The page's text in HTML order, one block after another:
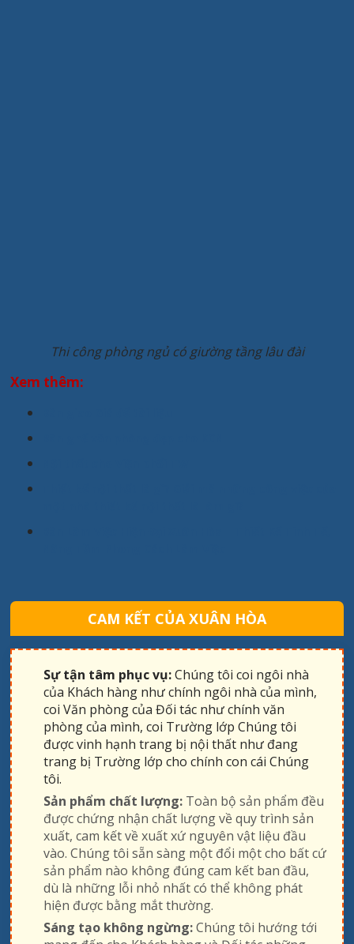
Thi công phòng ngủ có giường tầng lâu đài
Xem thêm:
CAM KẾT CỦA XUÂN HÒA
Sự tận tâm phục vụ:Chúng tôi coi ngôi nhà
của Khách hàng như chính ngôi nhà của mình,
coi Văn phòng của Đối tác như chính văn
phòng của mình, coi Trường lớp Chúng tôi
được vinh hạnh trang bị nội thất như đang
trang bị Trường lớp cho chính con cái Chúng
tôi.
Sản phẩm chất lượng: Toàn bộ sản phẩm đều
được chứng nhận chất lượng về quy trình sản
xuất, cam kết về xuất xứ nguyên vật liệu đầu
vào. Chúng tôi sẵn sàng một đổi một cho bất cứ
sản phẩm nào không đúng cam kết ban đầu,
dù là những lỗi nhỏ nhất có thể không phát
hiện được bằng mắt thường.
Sáng tạo không ngừng:Chúng tôi hướng tới